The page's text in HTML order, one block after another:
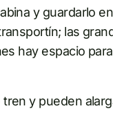
y guardarlo
las
hay espacio
y pueden